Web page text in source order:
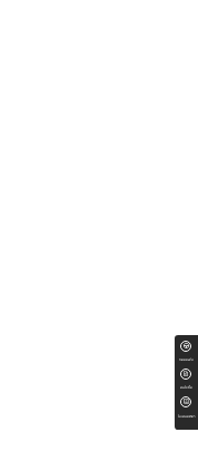
ทดลองขับ
สนใจซื้อ
ใบเสนอราคา